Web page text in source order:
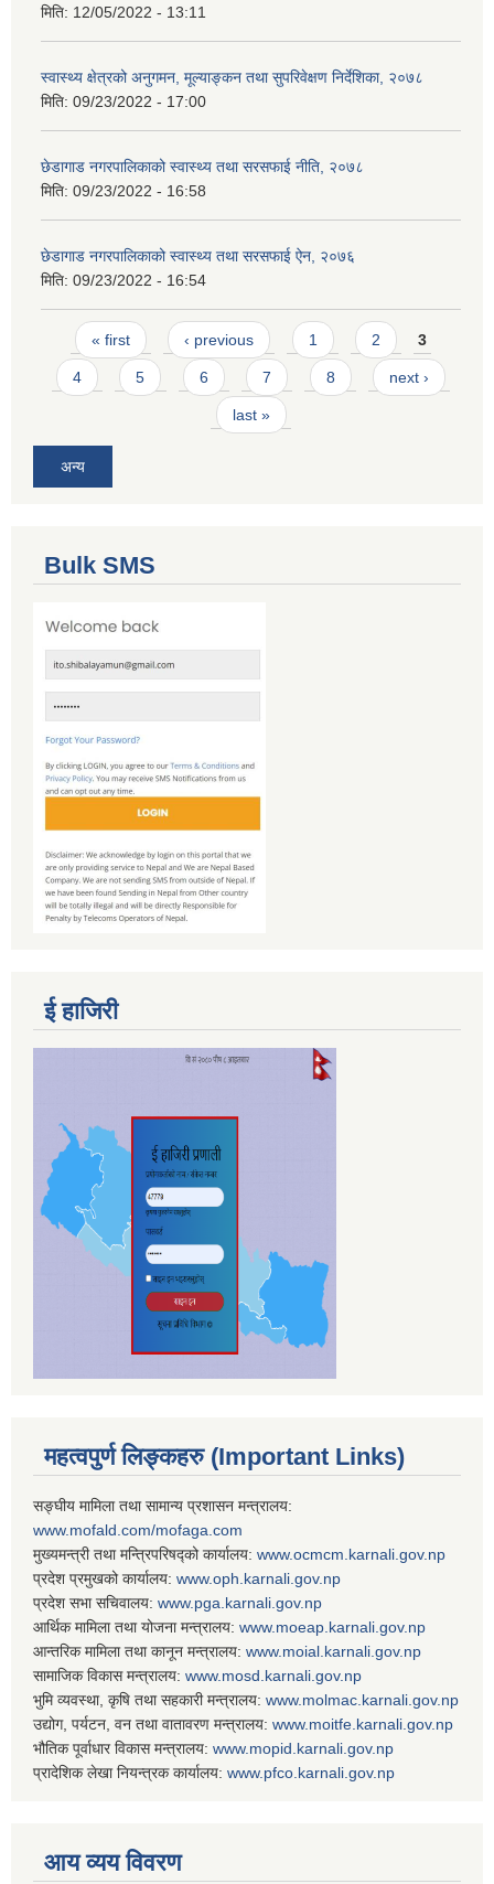
मिति: 12/05/2022 - 13:11
स्वास्थ्य क्षेत्रको अनुगमन, मूल्याङ्कन तथा सुपरिवेक्षण निर्देशिका, २०७८
मिति: 09/23/2022 - 17:00
छेडागाड नगरपालिकाको स्वास्थ्य तथा सरसफाई नीति, २०७८
मिति: 09/23/2022 - 16:58
छेडागाड नगरपालिकाको स्वास्थ्य तथा सरसफाई ऐन, २०७६
मिति: 09/23/2022 - 16:54
Pages
« first ‹ previous 1 2 3
4 5 6 7 8 next ›
last »
अन्य
Bulk SMS
ई हाजिरी
महत्वपुर्ण लिङ्कहरु (Important Links)
सङ्घीय मामिला तथा सामान्य प्रशासन मन्त्रालय:
www.mofald.com/mofaga.com
मुख्यमन्त्री तथा मन्त्रिपरिषद्को कार्यालय: www.ocmcm.karnali.gov.np
प्रदेश प्रमुखको कार्यालय: www.oph.karnali.gov.np
प्रदेश सभा सचिवालय: www. pga.karnali.gov.np
आर्थिक मामिला तथा योजना मन्त्रालय: www. moeap.karnali.gov.np
आन्तरिक मामिला तथा कानून मन्त्रालय: www. moial.karnali.gov.np
सामाजिक विकास मन्त्रालय: www. mosd.karnali.gov.np
भुमि व्यवस्था, कृषि तथा सहकारी मन्त्रालय: www. molmac.karnali.gov.np
उद्योग, पर्यटन, वन तथा वातावरण मन्त्रालय: www. moitfe.karnali.gov.np
भौतिक पूर्वाधार विकास मन्त्रालय: www. mopid.karnali.gov.np
प्रादेशिक लेखा नियन्त्रक कार्यालय: www. pfco.karnali.gov.np
आय व्यय विवरण